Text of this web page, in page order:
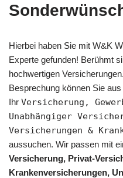
Hierbei haben Sie mit W&K
Experte gefunden! Berühmt
hochwertigen
Besprechung können Sie
Ihr Versicherung,
Unabhängiger
Versicherungen &
aussuchen. Wir passen mit
Versicherung, Privat-
Krankenversicherungen,